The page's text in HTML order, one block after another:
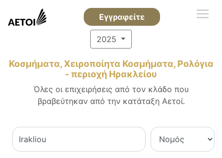
Εγγραφείτε
2025
Κοσμήματα, Χειροποίητα Κοσμήματα, Ρολόγια
- περιοχή Ηρακλείου
Όλες οι επιχειρήσεις από τον κλάδο που
βραβεύτηκαν από την κατάταξη Αετοί.